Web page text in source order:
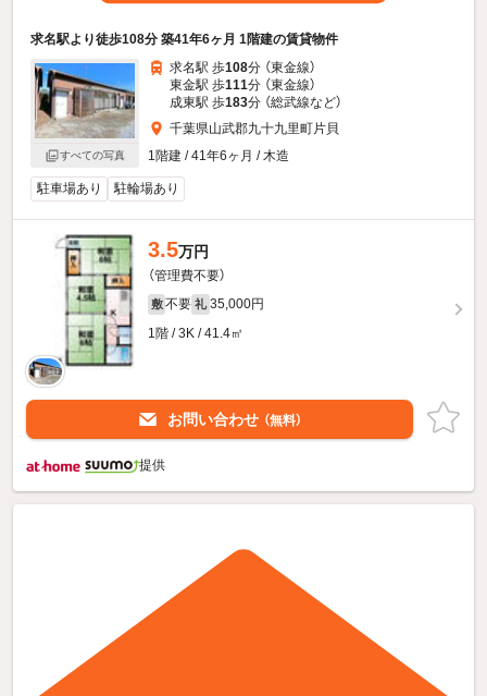
求名駅より徒歩108分 築41年6ヶ月 1階建の賃貸物件
すべての写真
求名駅 歩108分 （東金線）
東金駅 歩111分 （東金線）
成東駅 歩183分 （総武線など）
千葉県山武郡九十九里町片貝
1階建 / 41年6ヶ月 / 木造
駐車場あり 駐輪場あり
3.5万円
（管理費不要）
敷 不要 礼 35,000円
1階 / 3K / 41.4㎡
お問い合わせ （無料）
提供